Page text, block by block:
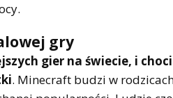
gry
gier na świecie, i
. Minecraft budzi w